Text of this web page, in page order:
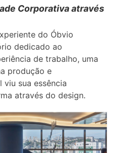
Corporativa através
do Óbvio
dedicado ao
de trabalho, uma
produção e
sua essência
através do design.